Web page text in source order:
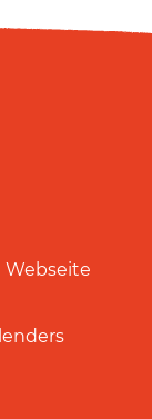
Webseite